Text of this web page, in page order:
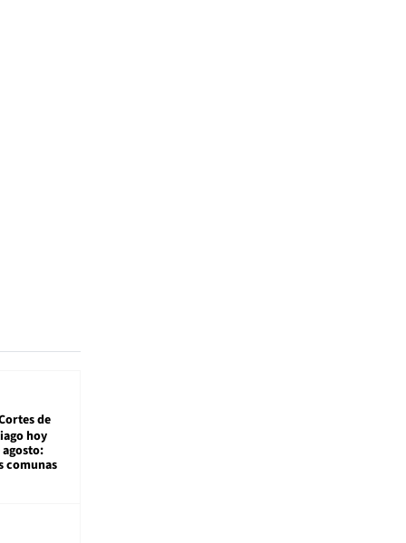
de
hoy
agosto:
comunas